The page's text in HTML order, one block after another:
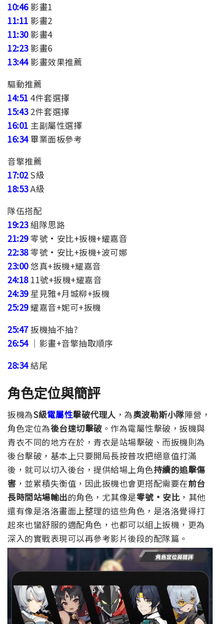
10:46影畫1
11:11 影畫2
11:30 影畫4
12:23影畫6
13:44 影畫效果推薦
驅動推薦
14:51 4件套選擇
15:43 2件套選擇
16:01 主副屬性選擇
16:34畢業面板參考
音擎推薦
17:02S級
18:53A級
隊伍搭配
19:23組隊思路
21:29零號•安比+扳機+耀嘉音
22:38零號•安比+扳機+波可娜
23:00悠真+扳機+耀嘉音
24:1811號+扳機+耀嘉音
24:39星見雅+月城柳+扳機
25:29耀嘉音+妮可+扳機
25:47扳機抽不抽?
26:54｜影畫+音擎抽取順序
28:34結尾
角色定位與簡評
扳機為S級電屬性擊破代理人 ，為奧波勒斯小隊陣營，
角色定位為後台速切擊破 。作為電屬性擊破，扳機與
青衣不同的地方在於，青衣是站場擊破、而扳機則為
後台擊破，基本上只要開局長按普攻把絕意值打滿
後，就可以切入後台，提供給場上角色持續的追擊傷
害 ，並累積失衡值，因此扳機也會更搭配需要在前台
長時間站場輸出的角色，尤其像是零號·安比 ，其他
還有像是洛洛畫面上整理的這些角色，是洛洛覺得打
起來也蠻舒服的適配角色，也都可以組上扳機，更為
深入的實戰表現可以再參考影片後段的配隊篇。